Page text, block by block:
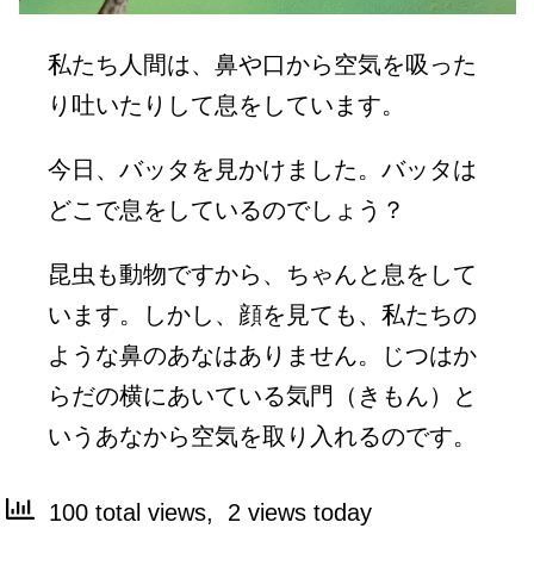
私たち人間は、鼻や口から空気を吸った
り吐いたりして息をしています。
今日、バッタを見かけました。バッタは
どこで息をしているのでしょう？
昆虫も動物ですから、ちゃんと息をして
います。しかし、顔を見ても、私たちの
ような鼻のあなはありません。じつはか
らだの横にあいている気門（きもん）と
いうあなから空気を取り入れるのです。
100 total views, 2 views today